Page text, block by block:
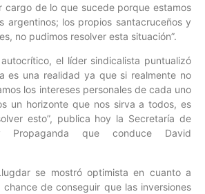
cargo de lo que sucede porque estamos
argentinos; los propios santacruceños y
no pudimos resolver esta situación”.
el líder sindicalista puntualizó
es una realidad ya que si realmente no
los intereses personales de cada uno
un horizonte que nos sirva a todos, es
esto”, publica hoy la Secretaría de
Propaganda que conduce David
se mostró optimista en cuanto a
de conseguir que las inversiones